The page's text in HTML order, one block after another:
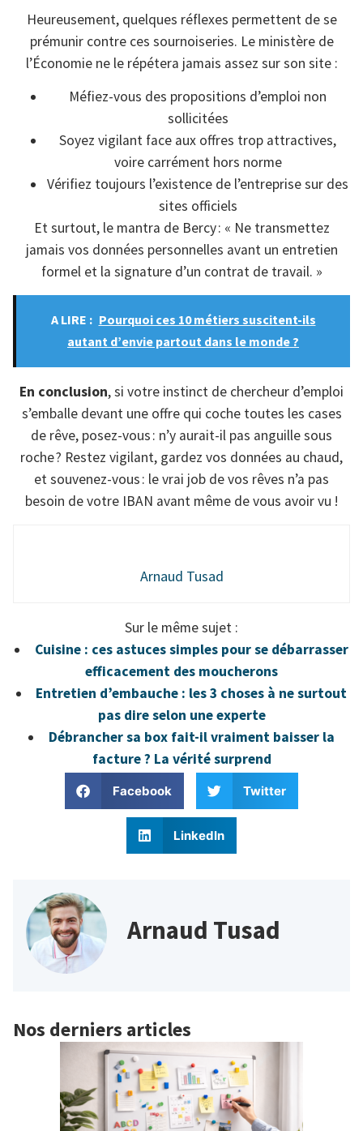
Heureusement, quelques réflexes permettent de se
prémunir contre ces sournoiseries. Le ministère de
l’Économie ne le répétera jamais assez sur son site :
Méfiez-vous des propositions d’emploi non
sollicitées
Soyez vigilant face aux offres trop attractives,
voire carrément hors norme
Vérifiez toujours l’existence de l’entreprise sur des
sites officiels
Et surtout, le mantra de Bercy : « Ne transmettez
jamais vos données personnelles avant un entretien
formel et la signature d’un contrat de travail. »
A LIRE : Pourquoi ces 10 métiers suscitent-ils
autant d’envie partout dans le monde ?
En conclusion, si votre instinct de chercheur d’emploi
s’emballe devant une offre qui coche toutes les cases
de rêve, posez-vous : n’y aurait-il pas anguille sous
roche ? Restez vigilant, gardez vos données au chaud,
et souvenez-vous : le vrai job de vos rêves n’a pas
besoin de votre IBAN avant même de vous avoir vu !
Arnaud Tusad
Sur le même sujet :
Cuisine : ces astuces simples pour se débarrasser
efficacement des moucherons
Entretien d’embauche : les 3 choses à ne surtout
pas dire selon une experte
Débrancher sa box fait-il vraiment baisser la
facture ? La vérité surprend
Facebook Twitter
LinkedIn
Arnaud Tusad
Nos derniers articles